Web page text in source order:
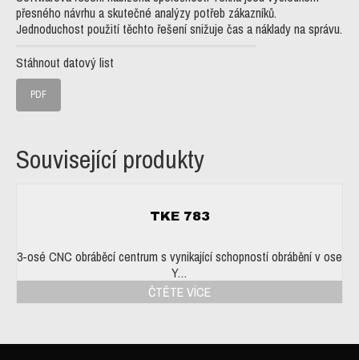
přesného návrhu a skutečné analýzy potřeb zákazníků.
Jednoduchost použití těchto řešení snižuje čas a náklady na správu.
Stáhnout datový list
PDF
Související produkty
TKE 783
3-osé CNC obráběcí centrum s vynikající schopností obrábění v ose
Y…
ČTĚTE VÍCE